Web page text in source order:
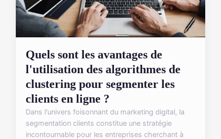
Quels sont les avantages de
l'utilisation des algorithmes de
clustering pour segmenter les
clients en ligne ?
Dans l'univers foisonnant du marketing digital, la
segmentation clients constitue une stratégie
incontournable pour les entreprises cherchant à